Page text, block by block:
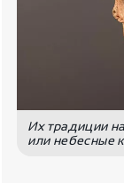
Их традиции
или небесные